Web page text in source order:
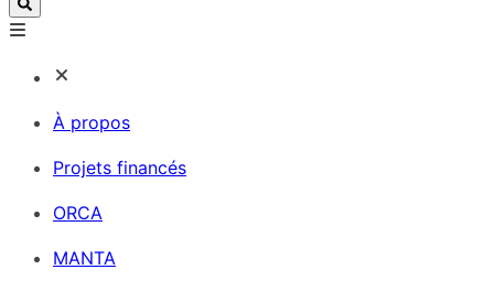
À propos
Projets financés
ORCA
MANTA